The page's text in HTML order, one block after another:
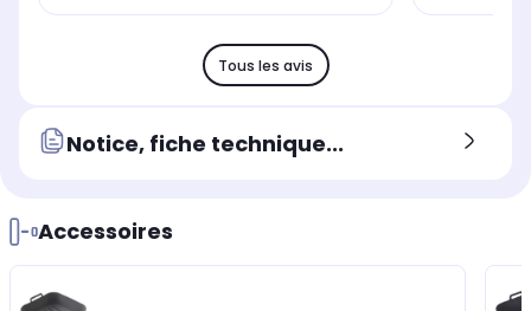
Tous les avis
Notice, fiche technique...
Accessoires